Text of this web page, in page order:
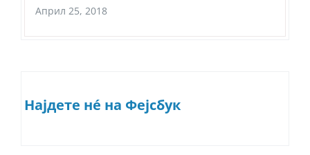
Април 25, 2018
Најдете нé на Фејсбук